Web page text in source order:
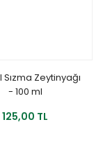
Zeytinyağı
- 100 ml
125,00 TL